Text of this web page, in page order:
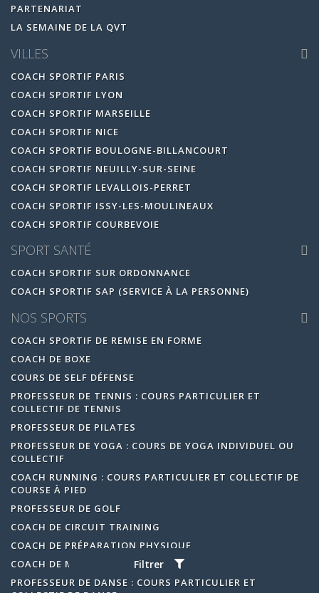
Filtrer
PARTENARIAT
LA SEMAINE DE LA QVT
VILLES
COACH SPORTIF PARIS
COACH SPORTIF LYON
COACH SPORTIF MARSEILLE
COACH SPORTIF NICE
COACH SPORTIF BOULOGNE-BILLANCOURT
COACH SPORTIF NEUILLY-SUR-SEINE
COACH SPORTIF LEVALLOIS-PERRET
COACH SPORTIF ISSY-LES-MOULINEAUX
COACH SPORTIF COURBEVOIE
SPORT SANTÉ
COACH SPORTIF SUR ORDONNANCE
COACH SPORTIF SAP (SERVICE À LA PERSONNE)
NOS SPORTS
COACH SPORTIF DE REMISE EN FORME
COACH DE BOXE
COURS DE SELF DÉFENSE
PROFESSEUR DE TENNIS : COURS PARTICULIER ET
COLLECTIF DE TENNIS
PROFESSEUR DE PILATES
PROFESSEUR DE YOGA : COURS DE YOGA INDIVIDUEL OU
COLLECTIF
COACH RUNNING : COURS PARTICULIER ET COLLECTIF DE
COURSE À PIED
PROFESSEUR DE GOLF
COACH DE CIRCUIT TRAINING
COACH DE PRÉPARATION PHYSIQUE
COACH DE MUSCULATION
PROFESSEUR DE DANSE : COURS PARTICULIER ET